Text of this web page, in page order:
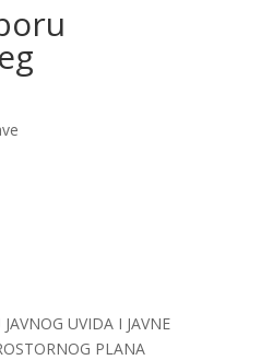
UVIDA I JAVNE
PLANA